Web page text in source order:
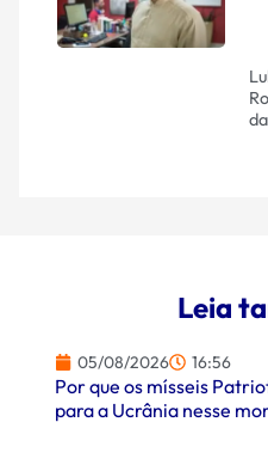
Leia
05/08/2026 16:56
Por que os mísseis
para a Ucrânia nesse